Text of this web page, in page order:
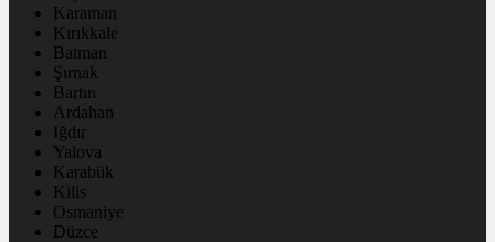
Karaman
Kırıkkale
Batman
Şırnak
Bartın
Ardahan
Iğdır
Yalova
Karabük
Kilis
Osmaniye
Düzce